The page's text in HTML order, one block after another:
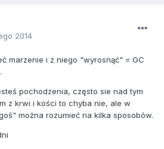
2014
marzenie i z niego "wyrosnąć" = GC
pochodzenia, często sie nad tym
z krwi i kości to chyba nie, ale w
można rozumieć na kilka sposobów.